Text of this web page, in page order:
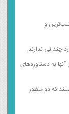
و
چندانی ندارند.
به دستاورد‌های
که دو منظور